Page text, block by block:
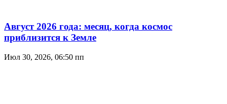
Август 2026 года: месяц, когда космос
приблизится к Земле
Июл 30, 2026, 06:50 пп